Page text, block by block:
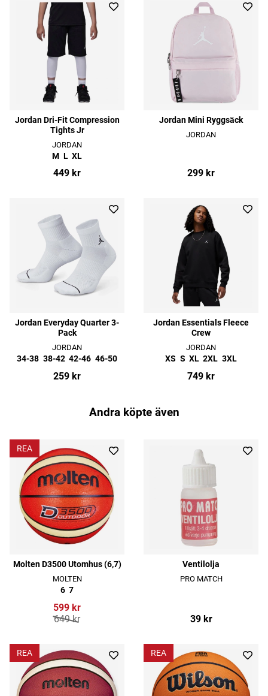
Jordan Dri-Fit Compression
Tights Jr
JORDAN
M L XL
449 kr
Jordan Mini Ryggsäck
JORDAN
299 kr
Jordan Everyday Quarter 3-
Pack
JORDAN
34-38 38-42 42-46 46-50
259 kr
Jordan Essentials Fleece
Crew
JORDAN
XS S XL 2XL 3XL
749 kr
Andra köpte även
REA
Molten D3500 Utomhus (6,7)
MOLTEN
6 7
599 kr
649 kr
Ventilolja
PRO MATCH
39 kr
REA REA